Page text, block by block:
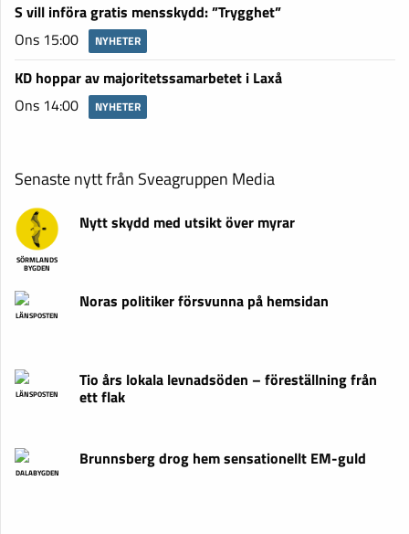
S vill införa gratis mensskydd: ”Trygghet”
Ons 15:00
NYHETER
KD hoppar av majoritetssamarbetet i Laxå
Ons 14:00
NYHETER
Senaste nytt från Sveagruppen Media
SÖRMLANDS
BYGDEN
Nytt skydd med utsikt över myrar
LÄNSPOSTEN
Noras politiker försvunna på hemsidan
LÄNSPOSTEN
Tio års lokala levnadsöden – föreställning från
ett flak
DALABYGDEN
Brunnsberg drog hem sensationellt EM-guld